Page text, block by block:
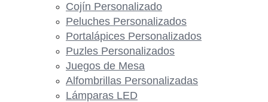
Cojín Personalizado
Peluches Personalizados
Portalápices Personalizados
Puzles Personalizados
Juegos de Mesa
Alfombrillas Personalizadas
Lámparas LED